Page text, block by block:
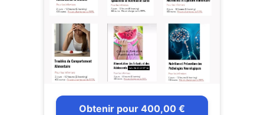
Obtenir pour 400,00 €